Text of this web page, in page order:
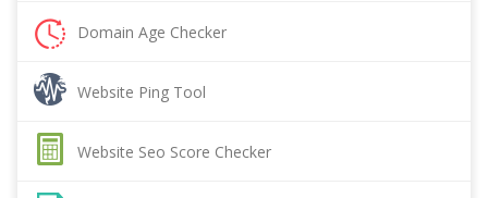
Domain Age Checker
Website Ping Tool
Website Seo Score Checker